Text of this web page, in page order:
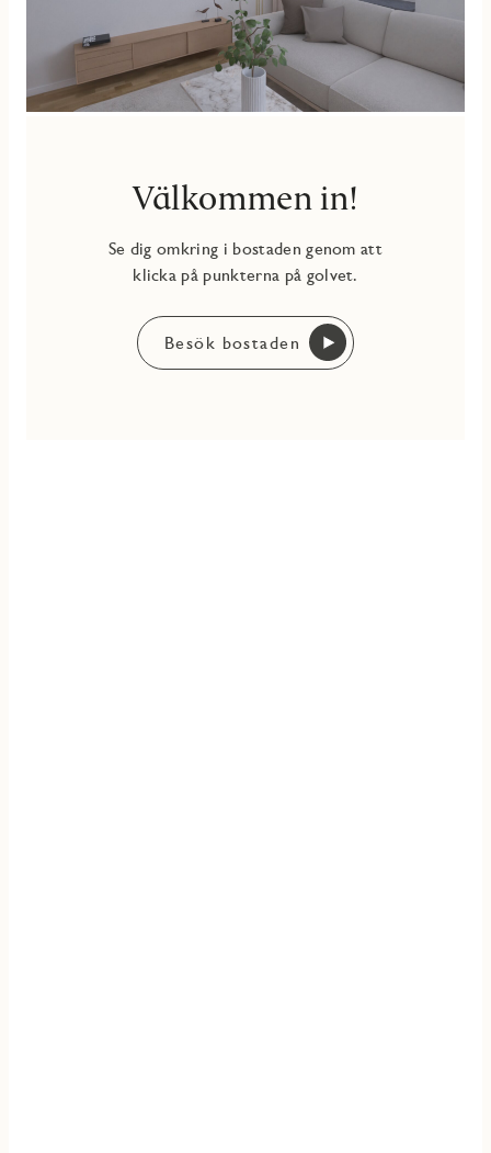
Välkommen in!
Se dig omkring i bostaden genom att
klicka på punkterna på golvet.
Besök bostaden